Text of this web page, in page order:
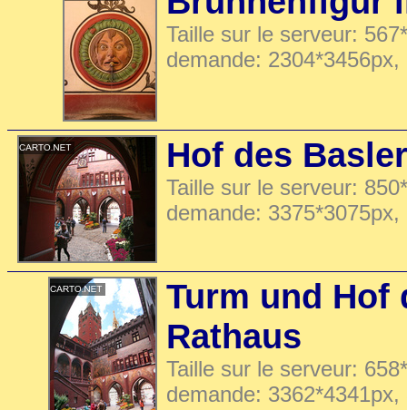
Taille sur le serveur:
demande:
Hof des
Taille sur le serveur:
demande:
Turm und Hof
Rathaus
Taille sur le serveur:
demande: